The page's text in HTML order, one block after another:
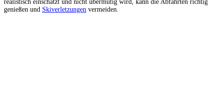
realistisch einschätzt und nicht übermütig wird, kann die Abfahrten richtig
genießen und Skiverletzungen vermeiden.